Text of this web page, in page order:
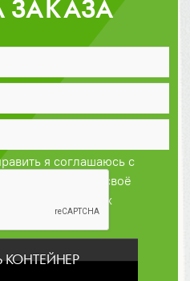
я соглашаюсь с
и даю своё
персональных
КОНТЕЙНЕР